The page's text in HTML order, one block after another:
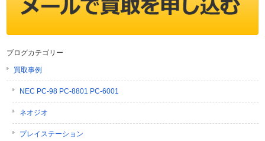
ブログカテゴリー
買取事例
NEC PC-98 PC-8801 PC-6001
ネオジオ
プレイステーション